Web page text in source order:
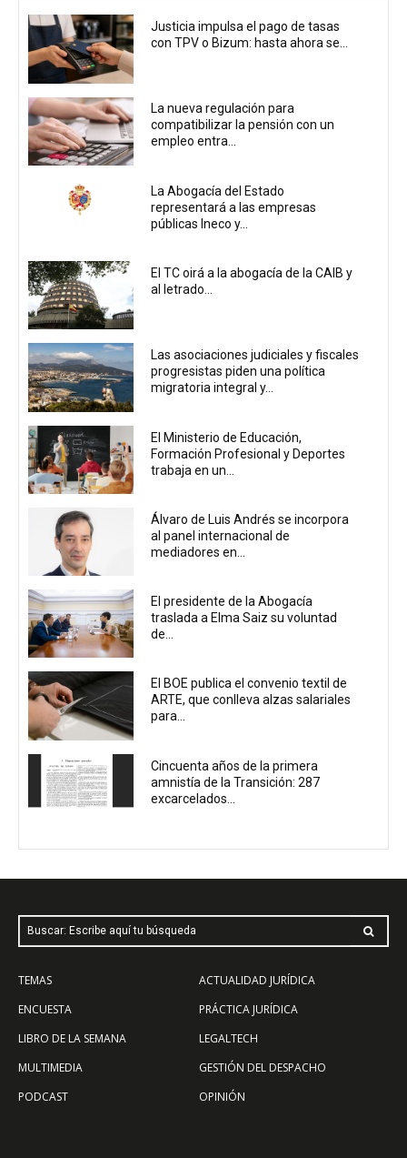
Justicia impulsa el pago de tasas
con TPV o Bizum: hasta ahora se...
La nueva regulación para
compatibilizar la pensión con un
empleo entra...
La Abogacía del Estado
representará a las empresas
públicas Ineco y...
El TC oirá a la abogacía de la CAIB y
al letrado...
Las asociaciones judiciales y fiscales
progresistas piden una política
migratoria integral y...
El Ministerio de Educación,
Formación Profesional y Deportes
trabaja en un...
Álvaro de Luis Andrés se incorpora
al panel internacional de
mediadores en...
El presidente de la Abogacía
traslada a Elma Saiz su voluntad
de...
El BOE publica el convenio textil de
ARTE, que conlleva alzas salariales
para...
Cincuenta años de la primera
amnistía de la Transición: 287
excarcelados...
Buscar: Escribe aquí tu búsqueda
TEMAS
ENCUESTA
LIBRO DE LA SEMANA
MULTIMEDIA
PODCAST
ACTUALIDAD JURÍDICA
PRÁCTICA JURÍDICA
LEGALTECH
GESTIÓN DEL DESPACHO
OPINIÓN